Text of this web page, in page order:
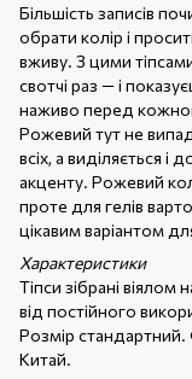
Більшість записів
обрати колір і
вживу. З цими
свотчі раз — і
наживо перед
Рожевий тут не
всіх, а виділяється
акценту. Рожевий
проте для гелів
цікавим варіантом
Характеристики
Тіпси зібрані віялом
від постійного
Розмір
Китай.